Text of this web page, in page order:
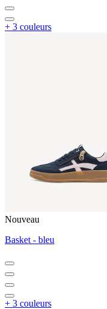
+ 3 couleurs
Nouveau
Basket - bleu
+ 3 couleurs